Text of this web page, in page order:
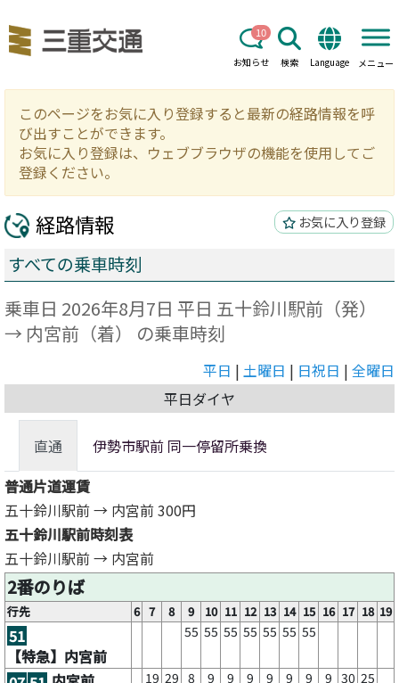
お知らせ
10
検索 Language メニュー
このページをお気に入り登録すると最新の経路情報を呼
び出すことができます。
お気に入り登録は、ウェブブラウザの機能を使用してご
登録ください。
お気に入り登録
経路情報
すべての乗車時刻
乗車日 2026年8月7日 平日 五十鈴川駅前（発）
→ 内宮前（着） の乗車時刻
平日 | 土曜日 | 日祝日 | 全曜日
平日ダイヤ
直通
伊勢市駅前 同一停留所乗換
普通片道運賃
五十鈴川駅前 → 内宮前300円
五十鈴川駅前時刻表
五十鈴川駅前 → 内宮前
2番のりば
行先 6 7 8 9 10 11 12 13 14 15 16 17 18 19
51
【特急】内宮前
55 55 55 55 55 55 55
19 29 8
9
9
9
9
9
9
9 30 25